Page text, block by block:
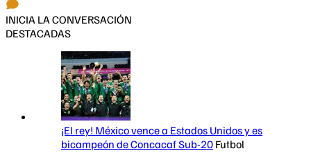
INICIA LA CONVERSACIÓN
DESTACADAS
¡El rey! México vence a Estados Unidos y es
bicampeón de Concacaf Sub-20 Futbol